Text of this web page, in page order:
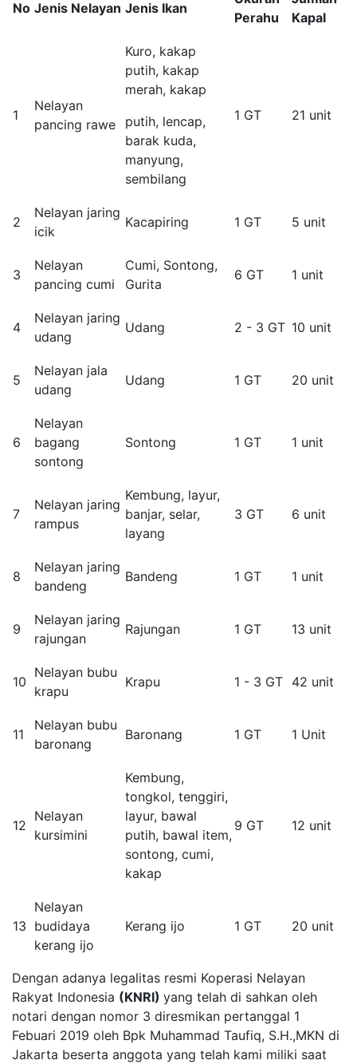
No Jenis Nelayan Jenis Ikan
Perahu
Kapal
1
Nelayan
pancing rawe
Kuro, kakap
putih, kakap
merah, kakap
putih, lencap,
barak kuda,
manyung,
sembilang
1 GT 21 unit
2
Nelayan jaring
icik
Kacapiring 1 GT 5 unit
3
Nelayan
pancing cumi
Cumi, Sontong,
Gurita
6 GT 1 unit
4
Nelayan jaring
udang
Udang 2 - 3 GT 10 unit
5
Nelayan jala
udang
Udang 1 GT 20 unit
6
Nelayan
bagang
sontong
Sontong 1 GT 1 unit
7
Nelayan jaring
rampus
Kembung, layur,
banjar, selar,
layang
3 GT 6 unit
8
Nelayan jaring
bandeng
Bandeng 1 GT 1 unit
9
Nelayan jaring
rajungan
Rajungan 1 GT 13 unit
10
Nelayan bubu
krapu
Krapu 1 - 3 GT 42 unit
11
Nelayan bubu
baronang
Baronang 1 GT 1 Unit
12
Nelayan
kursimini
Kembung,
tongkol, tenggiri,
layur, bawal
putih, bawal item,
sontong, cumi,
kakap
9 GT 12 unit
13
Nelayan
budidaya
kerang ijo
Kerang ijo 1 GT 20 unit
Dengan adanya legalitas resmi Koperasi Nelayan
Rakyat Indonesia (KNRI) yang telah di sahkan oleh
notari dengan nomor 3 diresmikan pertanggal 1
Febuari 2019 oleh Bpk Muhammad Taufiq, S.H.,MKN di
Jakarta beserta anggota yang telah kami miliki saat